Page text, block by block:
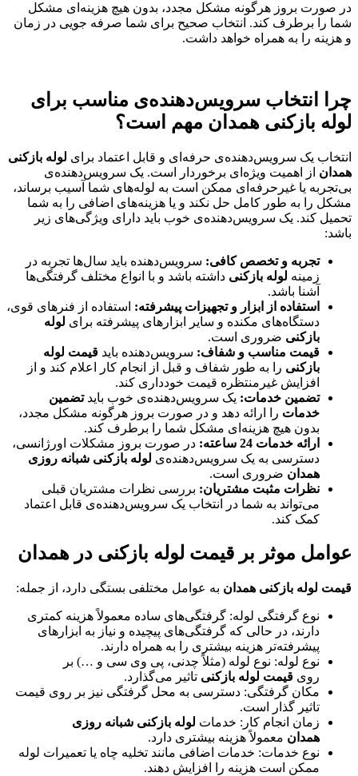
در صورت بروز هرگونه مشکل مجدد، بدون هیچ هزینه‌ای مشکل
شما را برطرف کند. انتخاب صحیح برای شما صرفه جویی در زمان
و هزینه را به همراه خواهد داشت.
چرا انتخاب سرویس‌دهنده‌ی مناسب برای
لوله بازکنی همدان مهم است؟
انتخاب یک سرویس‌دهنده‌ی حرفه‌ای و قابل اعتماد برای لوله بازکنی
همدان از اهمیت ویژه‌ای برخوردار است. یک سرویس‌دهنده‌ی
بی‌تجربه یا غیرحرفه‌ای ممکن است به لوله‌های شما آسیب برساند،
مشکل را به طور کامل حل نکند و یا هزینه‌های اضافی را به شما
تحمیل کند. یک سرویس‌دهنده‌ی خوب باید دارای ویژگی‌های زیر
باشد:
تجربه و تخصص کافی: سرویس‌دهنده باید سال‌ها تجربه در
زمینه لوله بازکنی داشته باشد و با انواع مختلف گرفتگی‌ها
آشنا باشد.
استفاده از ابزار و تجهیزات پیشرفته: استفاده از فنرهای قوی،
دستگاه‌های مکنده و سایر ابزارهای پیشرفته برای لوله
بازکنی ضروری است.
قیمت مناسب و شفاف: سرویس‌دهنده باید قیمت لوله
بازکنی را به طور شفاف و قبل از انجام کار اعلام کند و از
افزایش غیرمنتظره قیمت خودداری کند.
تضمین خدمات: یک سرویس‌دهنده‌ی خوب بایدتضمین
خدمات را ارائه دهد و در صورت بروز هرگونه مشکل مجدد،
بدون هیچ هزینه‌ای مشکل شما را برطرف کند.
ارائه خدمات 24 ساعته:
در صورت بروز مشکلات اورژانسی،
دسترسی به یک سرویس‌دهنده‌ی لوله بازکنی شبانه روزی
همدان ضروری است.
نظرات مثبت مشتریان: بررسی نظرات مشتریان قبلی
می‌تواند به شما در انتخاب یک سرویس‌دهنده‌ی قابل اعتماد
کمک کند.
عوامل موثر بر قیمت لوله بازکنی در همدان
قیمت لوله بازکنی همدان به عوامل مختلفی بستگی دارد، از جمله:
نوع گرفتگی لوله: گرفتگی‌های ساده معمولاً هزینه کمتری
دارند، در حالی که گرفتگی‌های پیچیده و نیاز به ابزارهای
پیشرفته‌تر هزینه بیشتری را به همراه دارند.
نوع لوله: نوع لوله (مثلاً چدنی، پی وی سی و …) بر
روی قیمت لوله بازکنی تاثیر می‌گذارد.
مکان گرفتگی: دسترسی به محل گرفتگی نیز بر روی قیمت
تاثیر گذار است.
زمان انجام کار: خدمات لوله بازکنی شبانه روزی
همدان معمولاً هزینه بیشتری دارد.
نوع خدمات: خدمات اضافی مانند تخلیه چاه یا تعمیرات لوله
ممکن است هزینه را افزایش دهند.